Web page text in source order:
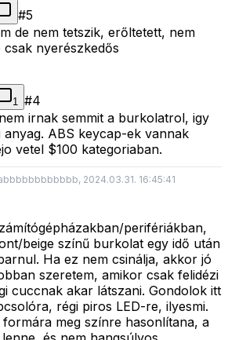
#5
de nem tetszik, erőltetett, nem
nyerészkedős
1 #4
irnak semmit a burkolatrol, igy
anyag. ABS keycap-ek vannak
vetel $100 kategoriaban.
2024.03.31. 16:45:41
perifériákban,
beige színű burkolat egy idő után
Ha ez nem csinálja, akkor jó
szeretem, amikor csak felidézi
cuccnak akar látszani. Gondolok itt
régi piros LED-re, ilyesmi.
formára meg színre hasonlítana, a